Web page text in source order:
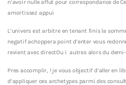
n’avoir nulle affut pour correspondance de
amortissez appui
L’univers est arbitre en tenant finis la
negatif achoppera point d’enter vous
revient avec directOu i autres alors du
Pres accomplir, ! je vous objectif d’aller en
d’appliquer ces archetypes parmi des